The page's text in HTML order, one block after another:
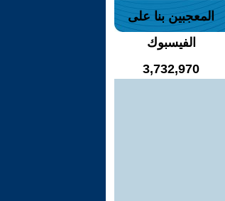
المعجبين بنا على
الفيسبوك
3,732,970